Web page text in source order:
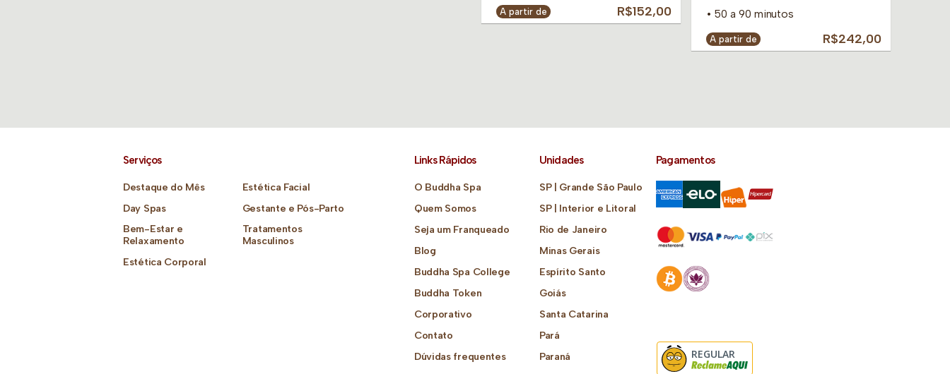
A partir de R$152,00
• 50 a 90 minutos
A partir de R$242,00
Serviços
Destaque do Mês
Day Spas
Bem-Estar e
Relaxamento
Estética Corporal
Estética Facial
Gestante e Pós-Parto
Tratamentos
Masculinos
Links Rápidos
O Buddha Spa
Quem Somos
Seja um Franqueado
Blog
Buddha Spa College
Buddha Token
Corporativo
Contato
Dúvidas frequentes
Unidades
SP | Grande São Paulo
SP | Interior e Litoral
Rio de Janeiro
Minas Gerais
Espírito Santo
Goiás
Santa Catarina
Pará
Paraná
Pagamentos
REGULAR